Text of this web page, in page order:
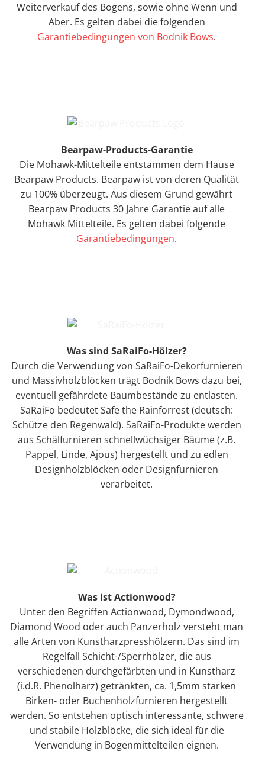
Weiterverkauf des Bogens, sowie ohne Wenn und
Aber. Es gelten dabei die folgenden
Garantiebedingungen von Bodnik Bows.
Bearpaw-Products-Garantie
Die Mohawk-Mittelteile entstammen dem Hause
Bearpaw Products. Bearpaw ist von deren Qualität
zu 100% überzeugt. Aus diesem Grund gewährt
Bearpaw Products 30 Jahre Garantie auf alle
Mohawk Mittelteile. Es gelten dabei folgende
Garantiebedingungen.
Was sind SaRaiFo-Hölzer?
Durch die Verwendung von SaRaiFo-Dekorfurnieren
und Massivholzblöcken trägt Bodnik Bows dazu bei,
eventuell gefährdete Baumbestände zu entlasten.
SaRaiFo bedeutet Safe the Rainforrest (deutsch:
Schütze den Regenwald). SaRaiFo-Produkte werden
aus Schälfurnieren schnellwüchsiger Bäume (z.B.
Pappel, Linde, Ajous) hergestellt und zu edlen
Designholzblöcken oder Designfurnieren
verarbeitet.
Was ist Actionwood?
Unter den Begriffen Actionwood, Dymondwood,
Diamond Wood oder auch Panzerholz versteht man
alle Arten von Kunstharzpresshölzern. Das sind im
Regelfall Schicht-/Sperrhölzer, die aus
verschiedenen durchgefärbten und in Kunstharz
(i.d.R. Phenolharz) getränkten, ca. 1,5mm starken
Birken- oder Buchenholzfurnieren hergestellt
werden. So entstehen optisch interessante, schwere
und stabile Holzblöcke, die sich ideal für die
Verwendung in Bogenmittelteilen eignen.